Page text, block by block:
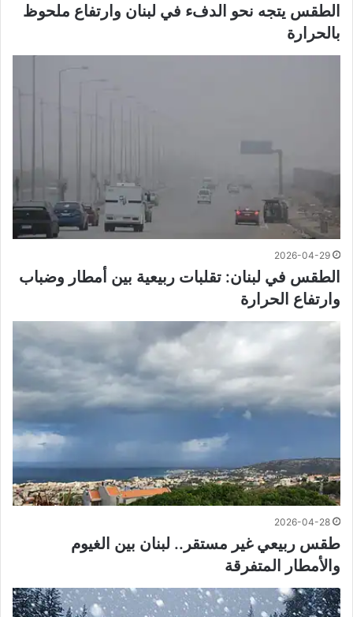
الطقس يتجه نحو الدفء في لبنان وارتفاع ملحوظ
بالحرارة
2026-04-29
الطقس في لبنان: تقلبات ربيعية بين أمطار وضباب
وارتفاع الحرارة
2026-04-28
طقس ربيعي غير مستقر.. لبنان بين الغيوم
والأمطار المتفرقة